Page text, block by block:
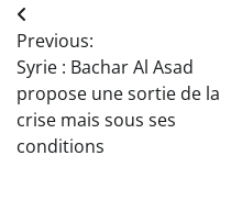
Navigation
de
l’article
Previous:
Syrie : Bachar Al Asad
propose une sortie de la
crise mais sous ses
conditions